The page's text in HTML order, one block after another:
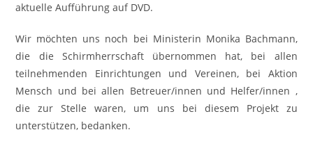
aktuelle Aufführung auf DVD.
Wir möchten uns noch bei Ministerin Monika Bachmann,
die die Schirmherrschaft übernommen hat, bei allen
teilnehmenden Einrichtungen und Vereinen, bei Aktion
Mensch und bei allen Betreuer/innen und Helfer/innen ,
die zur Stelle waren, um uns bei diesem Projekt zu
unterstützen, bedanken.